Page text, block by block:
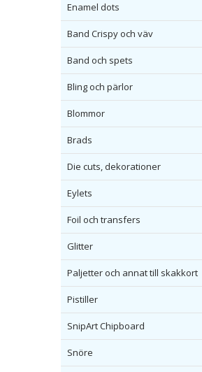
Enamel dots
Band Crispy och väv
Band och spets
Bling och pärlor
Blommor
Brads
Die cuts, dekorationer
Eylets
Foil och transfers
Glitter
Paljetter och annat till skakkort
Pistiller
SnipArt Chipboard
Snöre